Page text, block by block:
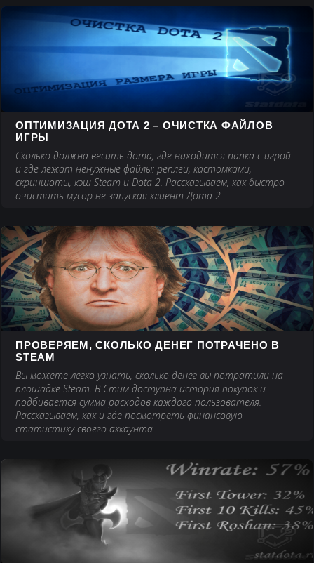
ОПТИМИЗАЦИЯ ДОТА 2 – ОЧИСТКА ФАЙЛОВ
ИГРЫ
Сколько должна весить дота, где находится папка с игрой
и где лежат ненужные файлы: реплеи, кастомками,
скриншоты, кэш Steam и Dota 2. Рассказываем, как быстро
очистить мусор не запуская клиент Дота 2
ПРОВЕРЯЕМ, СКОЛЬКО ДЕНЕГ ПОТРАЧЕНО В
STEAM
Вы можете легко узнать, сколько денег вы потратили на
площадке Steam. В Стим доступна история покупок и
подбивается сумма расходов каждого пользователя.
Рассказываем, как и где посмотреть финансовую
статистику своего аккаунта